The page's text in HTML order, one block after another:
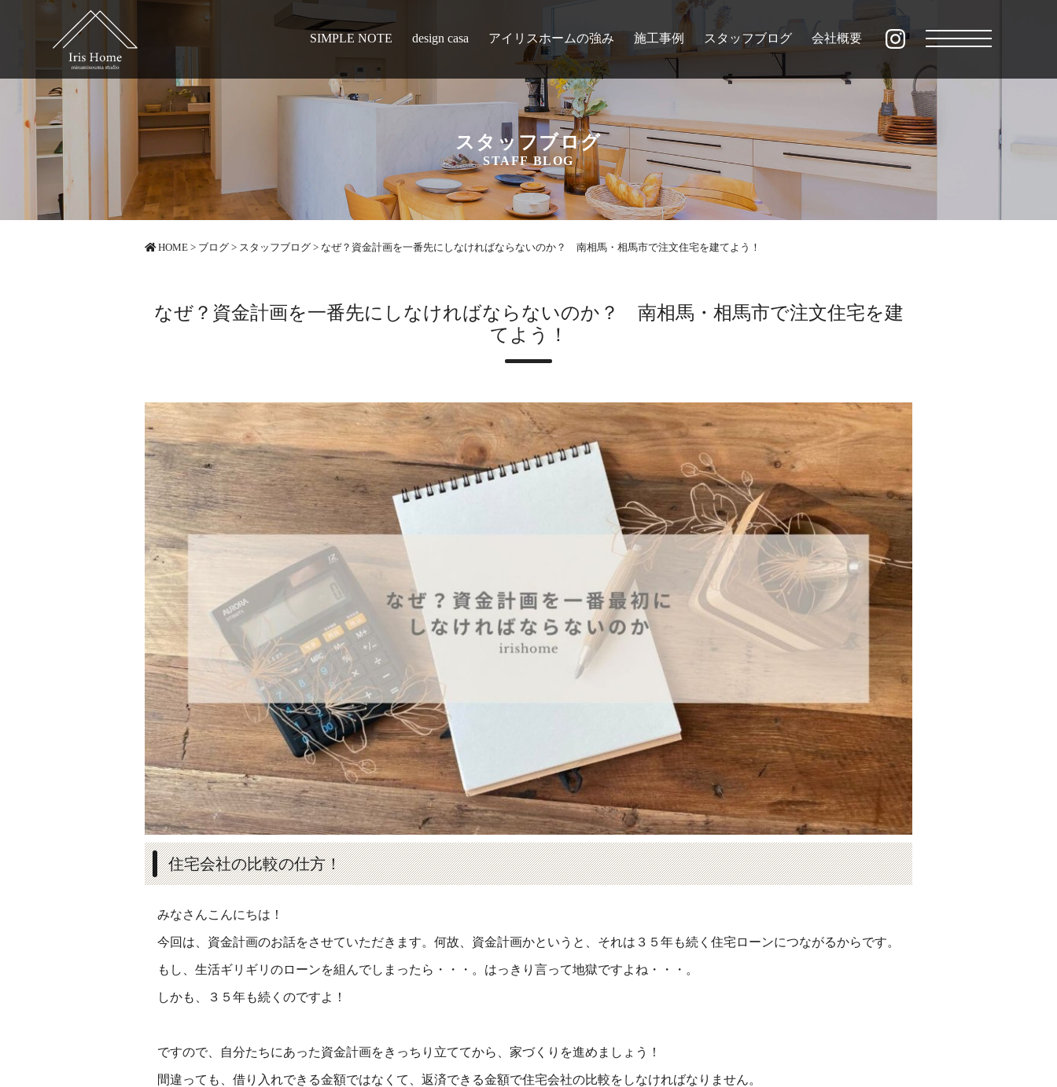
SIMPLE NOTE design casa アイリスホームの強み 施工事例 スタッフブログ 会社概要
スタッフブログ
STAFF BLOG
HOME> ブログ> スタッフブログ> なぜ？資金計画を一番先にしなければならないのか？ 南相馬・相馬市で注文住宅を建てよう！
なぜ？資金計画を一番先にしなければならないのか？ 南相馬・相馬市で注文住宅を建
てよう！
住宅会社の比較の仕方！
みなさんこんにちは！
今回は、資金計画のお話をさせていただきます。何故、資金計画かというと、それは３５年も続く住宅ローンにつながるからです。
もし、生活ギリギリのローンを組んでしまったら・・・。はっきり言って地獄ですよね・・・。
しかも、３５年も続くのですよ！
ですので、自分たちにあった資金計画をきっちり立ててから、家づくりを進めましょう！
間違っても、借り入れできる金額ではなくて、返済できる金額で住宅会社の比較をしなければなりません。